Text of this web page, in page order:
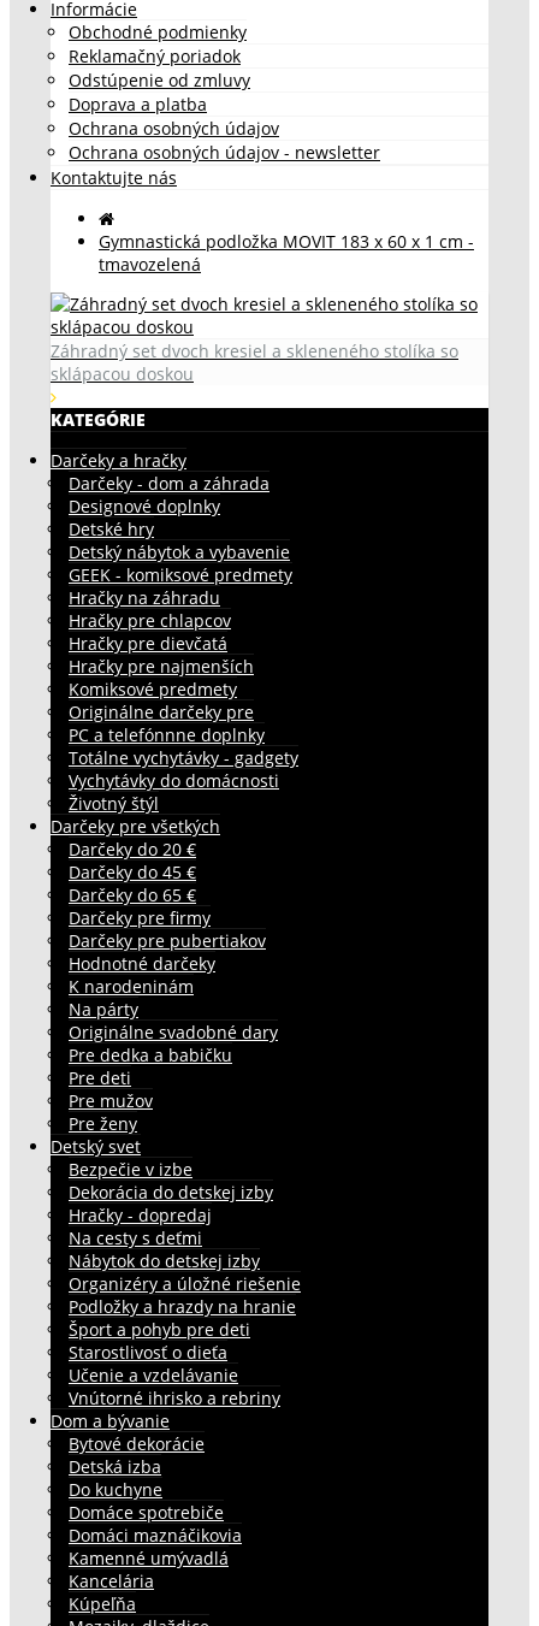
Informácie
Obchodné podmienky
Reklamačný poriadok
Odstúpenie od zmluvy
Doprava a platba
Ochrana osobných údajov
Ochrana osobných údajov - newsletter
Kontaktujte nás
Gymnastická podložka MOVIT 183 x 60 x 1 cm -
tmavozelená
Záhradný set dvoch kresiel a skleneného stolíka so
sklápacou doskou
KATEGÓRIE
Darčeky a hračky
Darčeky - dom a záhrada
Designové doplnky
Detské hry
Detský nábytok a vybavenie
GEEK - komiksové predmety
Hračky na záhradu
Hračky pre chlapcov
Hračky pre dievčatá
Hračky pre najmenších
Komiksové predmety
Originálne darčeky pre
PC a telefónnne doplnky
Totálne vychytávky - gadgety
Vychytávky do domácnosti
Životný štýl
Darčeky pre všetkých
Darčeky do 20 €
Darčeky do 45 €
Darčeky do 65 €
Darčeky pre firmy
Darčeky pre pubertiakov
Hodnotné darčeky
K narodeninám
Na párty
Originálne svadobné dary
Pre dedka a babičku
Pre deti
Pre mužov
Pre ženy
Detský svet
Bezpečie v izbe
Dekorácia do detskej izby
Hračky - dopredaj
Na cesty s deťmi
Nábytok do detskej izby
Organizéry a úložné riešenie
Podložky a hrazdy na hranie
Šport a pohyb pre deti
Starostlivosť o dieťa
Učenie a vzdelávanie
Vnútorné ihrisko a rebriny
Dom a bývanie
Bytové dekorácie
Detská izba
Do kuchyne
Domáce spotrebiče
Domáci maznáčikovia
Kamenné umývadlá
Kancelária
Kúpeľňa